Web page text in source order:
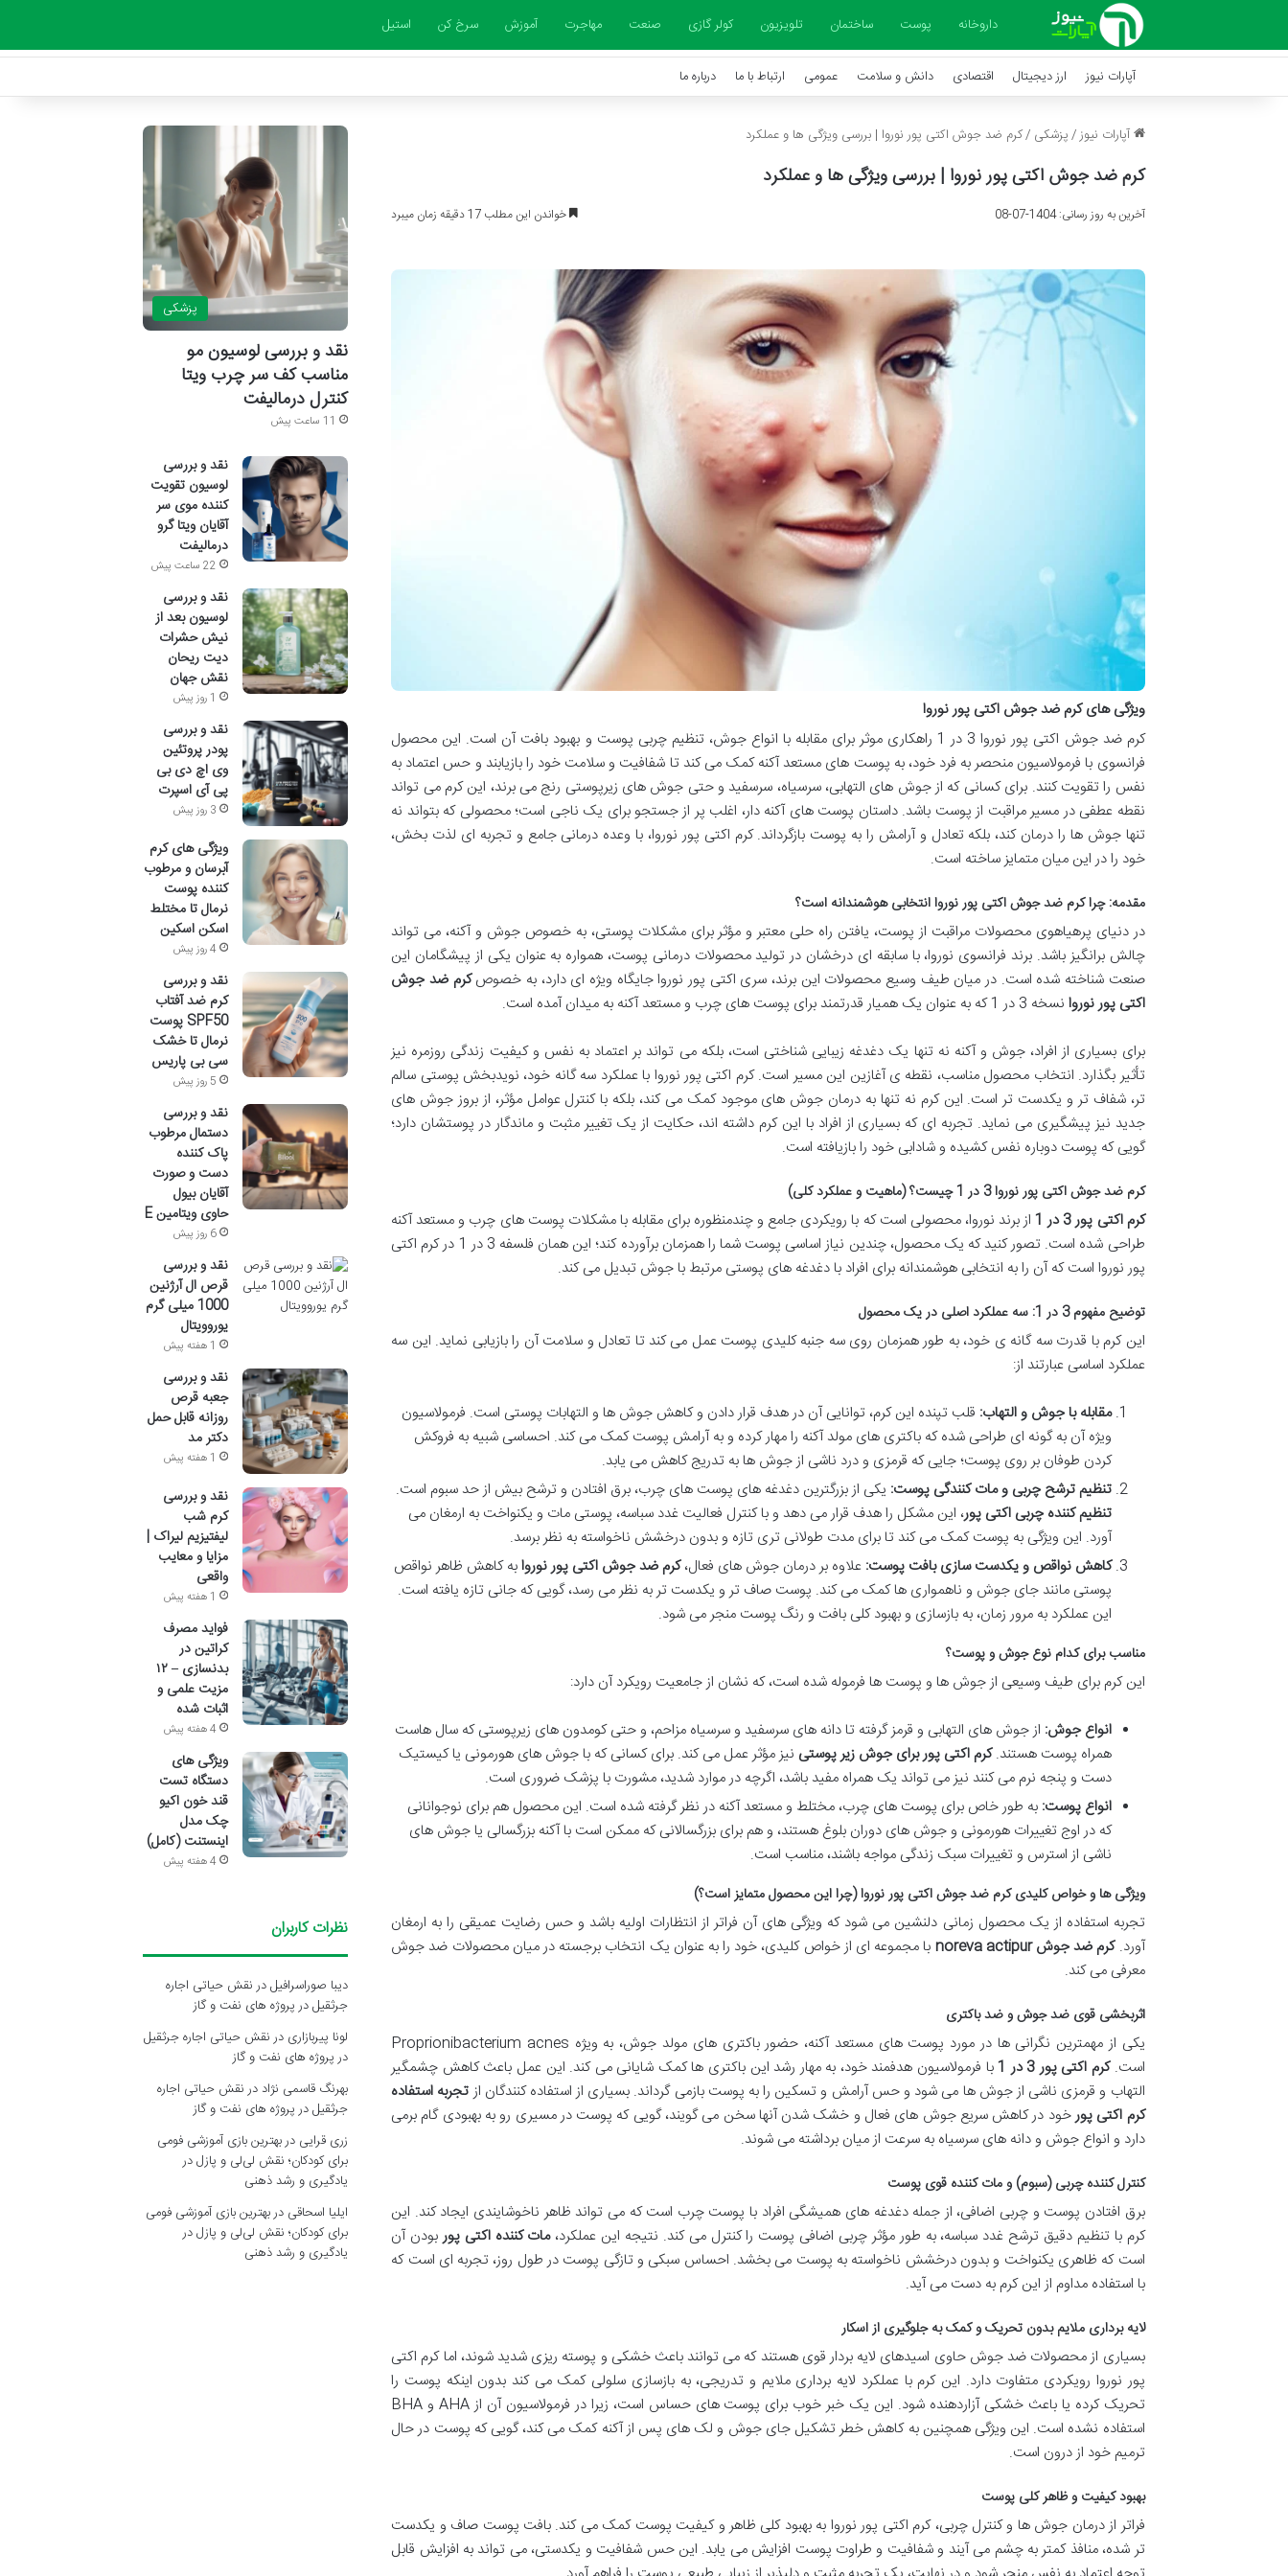
داروخانه پوست ساختمان تلویزیون کولر گازی صنعت مهاجرت آموزش سرخ کن استیل
آپارات نیوز ارز دیجیتال اقتصادی دانش و سلامت عمومی ارتباط با ما درباره ما
آپارات نیوز/پزشکی /کرم ضد جوش اکتی پور نوروا | بررسی ویژگی ها و عملکرد
کرم ضد جوش اکتی پور نوروا | بررسی ویژگی ها و عملکرد
آخرین به روز رسانی: 1404-07-08 خواندن این مطلب 17 دقیقه زمان میبرد
ویژگی های کرم ضد جوش اکتی پور نوروا
کرم ضد جوش اکتی پور نوروا 3 در 1 راهکاری موثر برای مقابله با انواع جوش، تنظیم چربی پوست و بهبود بافت آن است. این محصول
فرانسوی با فرمولاسیون منحصر به فرد خود، به پوست های مستعد آکنه کمک می کند تا شفافیت و سلامت خود را بازیابند و حس اعتماد به
نفس را تقویت کنند. برای کسانی که از جوش های التهابی، سرسیاه، سرسفید و حتی جوش های زیرپوستی رنج می برند، این کرم می تواند
نقطه عطفی در مسیر مراقبت از پوست باشد. داستان پوست های آکنه دار، اغلب پر از جستجو برای یک ناجی است؛ محصولی که بتواند نه
تنها جوش ها را درمان کند، بلکه تعادل و آرامش را به پوست بازگرداند. کرم اکتی پور نوروا، با وعده درمانی جامع و تجربه ای لذت بخش،
خود را در این میان متمایز ساخته است.
مقدمه: چرا کرم ضد جوش اکتی پور نوروا انتخابی هوشمندانه است؟
در دنیای پرهیاهوی محصولات مراقبت از پوست، یافتن راه حلی معتبر و مؤثر برای مشکلات پوستی، به خصوص جوش و آکنه، می تواند
چالش برانگیز باشد. برند فرانسوی نوروا، با سابقه ای درخشان در تولید محصولات درمانی پوست، همواره به عنوان یکی از پیشگامان این
صنعت شناخته شده است. در میان طیف وسیع محصولات این برند، سری اکتی پور نوروا جایگاه ویژه ای دارد، به خصوصکرم ضد جوش
اکتی پور نوروا نسخه 3 در 1 که به عنوان یک همیار قدرتمند برای پوست های چرب و مستعد آکنه به میدان آمده است.
برای بسیاری از افراد، جوش و آکنه نه تنها یک دغدغه زیبایی شناختی است، بلکه می تواند بر اعتماد به نفس و کیفیت زندگی روزمره نیز
تأثیر بگذارد. انتخاب محصول مناسب، نقطه ی آغازین این مسیر است. کرم اکتی پور نوروا با عملکرد سه گانه خود، نویدبخش پوستی سالم
تر، شفاف تر و یکدست تر است. این کرم نه تنها به درمان جوش های موجود کمک می کند، بلکه با کنترل عوامل مؤثر، از بروز جوش های
جدید نیز پیشگیری می نماید. تجربه ای که بسیاری از افراد با این کرم داشته اند، حکایت از یک تغییر مثبت و ماندگار در پوستشان دارد؛
گویی که پوست دوباره نفس کشیده و شادابی خود را بازیافته است.
کرم ضد جوش اکتی پور نوروا 3 در 1 چیست؟ (ماهیت و عملکرد کلی)
کرم اکتی پور 3 در 1
از برند نوروا، محصولی است که با رویکردی جامع و چندمنظوره برای مقابله با مشکلات پوست های چرب و مستعد آکنه
طراحی شده است. تصور کنید که یک محصول، چندین نیاز اساسی پوست شما را همزمان برآورده کند؛ این همان فلسفه 3 در 1 در کرم اکتی
پور نوروا است که آن را به انتخابی هوشمندانه برای افراد با دغدغه های پوستی مرتبط با جوش تبدیل می کند.
توضیح مفهوم 3 در 1: سه عملکرد اصلی در یک محصول
این کرم با قدرت سه گانه ی خود، به طور همزمان روی سه جنبه کلیدی پوست عمل می کند تا تعادل و سلامت آن را بازیابی نماید. این سه
عملکرد اساسی عبارتند از:
مقابله با جوش و التهاب: قلب تپنده این کرم، توانایی آن در هدف قرار دادن و کاهش جوش ها و التهابات پوستی است. فرمولاسیون
ویژه آن به گونه ای طراحی شده که باکتری های مولد آکنه را مهار کرده و به آرامش پوست کمک می کند. احساسی شبیه به فروکش
کردن طوفان بر روی پوست؛ جایی که قرمزی و درد ناشی از جوش ها به تدریج کاهش می یابد.
تنظیم ترشح چربی و مات کنندگی پوست: یکی از بزرگترین دغدغه های پوست های چرب، برق افتادن و ترشح بیش از حد سبوم است.
تنظیم کننده چربی اکتی پور، این مشکل را هدف قرار می دهد و با کنترل فعالیت غدد سباسه، پوستی مات و یکنواخت به ارمغان می
آورد. این ویژگی به پوست کمک می کند تا برای مدت طولانی تری تازه و بدون درخشش ناخواسته به نظر برسد.
کاهش نواقص و یکدست سازی بافت پوست: علاوه بر درمان جوش های فعال،کرم ضد جوش اکتی پور نوروابه کاهش ظاهر نواقص
پوستی مانند جای جوش و ناهمواری ها کمک می کند. پوست صاف تر و یکدست تر به نظر می رسد، گویی که جانی تازه یافته است.
این عملکرد به مرور زمان، به بازسازی و بهبود کلی بافت و رنگ پوست منجر می شود.
مناسب برای کدام نوع جوش و پوست؟
این کرم برای طیف وسیعی از جوش ها و پوست ها فرموله شده است، که نشان از جامعیت رویکرد آن دارد:
انواع جوش: از جوش های التهابی و قرمز گرفته تا دانه های سرسفید و سرسیاه مزاحم، و حتی کومدون های زیرپوستی که سال هاست
همراه پوست هستند.کرم اکتی پور برای جوش زیر پوستی نیز مؤثر عمل می کند. برای کسانی که با جوش های هورمونی یا کیستیک
دست و پنجه نرم می کنند نیز می تواند یک همراه مفید باشد، اگرچه در موارد شدید، مشورت با پزشک ضروری است.
انواع پوست: به طور خاص برای پوست های چرب، مختلط و مستعد آکنه در نظر گرفته شده است. این محصول هم برای نوجوانانی
که در اوج تغییرات هورمونی و جوش های دوران بلوغ هستند، و هم برای بزرگسالانی که ممکن است با آکنه بزرگسالی یا جوش های
ناشی از استرس و تغییرات سبک زندگی مواجه باشند، مناسب است.
ویژگی ها و خواص کلیدی کرم ضد جوش اکتی پور نوروا (چرا این محصول متمایز است؟)
تجربه استفاده از یک محصول زمانی دلنشین می شود که ویژگی های آن فراتر از انتظارات اولیه باشد و حس رضایت عمیقی را به ارمغان
آورد.کرم ضد جوش noreva actipur
با مجموعه ای از خواص کلیدی، خود را به عنوان یک انتخاب برجسته در میان محصولات ضد جوش
معرفی می کند.
اثربخشی قوی ضد جوش و ضد باکتری
یکی از مهمترین نگرانی ها در مورد پوست های مستعد آکنه، حضور باکتری های مولد جوش، به ویژه Proprionibacterium acnes
است.کرم اکتی پور 3 در 1
با فرمولاسیون هدفمند خود، به مهار رشد این باکتری ها کمک شایانی می کند. این عمل باعث کاهش چشمگیر
التهاب و قرمزی ناشی از جوش ها می شود و حس آرامش و تسکین را به پوست بازمی گرداند. بسیاری از استفاده کنندگان از تجربه استفاده
کرم اکتی پورخود در کاهش سریع جوش های فعال و خشک شدن آنها سخن می گویند، گویی که پوست در مسیری رو به بهبودی گام برمی
دارد و انواع جوش و دانه های سرسیاه به سرعت از میان برداشته می شوند.
کنترل کننده چربی (سبوم) و مات کننده قوی پوست
برق افتادن پوست و چربی اضافی، از جمله دغدغه های همیشگی افراد با پوست چرب است که می تواند ظاهر ناخوشایندی ایجاد کند. این
کرم با تنظیم دقیق ترشح غدد سباسه، به طور مؤثر چربی اضافی پوست را کنترل می کند. نتیجه این عملکرد،مات کننده اکتی پور بودن آن
است که ظاهری یکنواخت و بدون درخشش ناخواسته به پوست می بخشد. احساس سبکی و تازگی پوست در طول روز، تجربه ای است که
با استفاده مداوم از این کرم به دست می آید.
لایه برداری ملایم بدون تحریک و کمک به جلوگیری از اسکار
بسیاری از محصولات ضد جوش حاوی اسیدهای لایه بردار قوی هستند که می توانند باعث خشکی و پوسته ریزی شدید شوند، اما کرم اکتی
پور نوروا رویکردی متفاوت دارد. این کرم با عملکرد لایه برداری ملایم و تدریجی، به بازسازی سلولی کمک می کند بدون اینکه پوست را
تحریک کرده یا باعث خشکی آزاردهنده شود. این یک خبر خوب برای پوست های حساس است، زیرا در فرمولاسیون آن از AHA و BHA
استفاده نشده است. این ویژگی همچنین به کاهش خطر تشکیل جای جوش و لک های پس از آکنه کمک می کند، گویی که پوست در حال
ترمیم خود از درون است.
بهبود کیفیت و ظاهر کلی پوست
فراتر از درمان جوش ها و کنترل چربی، کرم اکتی پور نوروا به بهبود کلی ظاهر و کیفیت پوست کمک می کند. بافت پوست صاف و یکدست
تر شده، منافذ کمتر به چشم می آیند و شفافیت و طراوت پوست افزایش می یابد. این حس شفافیت و یکدستی، می تواند به افزایش قابل
پزشکی
نقد و بررسی لوسیون مو
مناسب کف سر چرب ویتا
کنترل درمالیفت
11 ساعت پیش
نقد و بررسی
لوسیون تقویت
کننده موی سر
آقایان ویتا گرو
درمالیفت
22 ساعت پیش
نقد و بررسی
لوسیون بعد از
نیش حشرات
دیت ریحان
نقش جهان
1 روز پیش
نقد و بررسی
پودر پروتئین
وی اچ دی بی
پی آی اسپرت
3 روز پیش
ویژگی های کرم
آبرسان و مرطوب
کننده پوست
نرمال تا مختلط
اسکن اسکین
4 روز پیش
نقد و بررسی
کرم ضد آفتاب
SPF50 پوست
نرمال تا خشک
سی بی پاریس
5 روز پیش
نقد و بررسی
دستمال مرطوب
پاک کننده
دست و صورت
آقایان بیول
حاوی ویتامین E
6 روز پیش
نقد و بررسی
قرص ال آرژنین
1000 میلی گرم
یوروویتال
1 هفته پیش
نقد و بررسی
جعبه قرص
روزانه قابل حمل
دکتر مد
1 هفته پیش
نقد و بررسی
کرم شب
لیفتیزیم لیراک |
مزایا و معایب
واقعی
1 هفته پیش
فواید مصرف
کراتین در
بدنسازی – ۱۲
مزیت علمی و
اثبات شده
4 هفته پیش
ویژگی های
دستگاه تست
قند خون اکیو
چک مدل
اینستنت (کامل)
4 هفته پیش
نظرات کاربران
دیبا صوراسرافیلدرنقش حیاتی اجاره
جرثقیل در پروژه های نفت و گاز
لونا پیربازاری درنقش حیاتی اجاره جرثقیل
در پروژه های نفت و گاز
بهرنگ قاسمی نژاد درنقش حیاتی اجاره
جرثقیل در پروژه های نفت و گاز
زری قرایی دربهترین بازی آموزشی فومی
برای کودکان؛ نقش لی‌لی و پازل در
یادگیری و رشد ذهنی
ایلیا اسحاقی دربهترین بازی آموزشی فومی
برای کودکان؛ نقش لی‌لی و پازل در
یادگیری و رشد ذهنی